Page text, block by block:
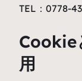
TEL：0778-
Cookie
用